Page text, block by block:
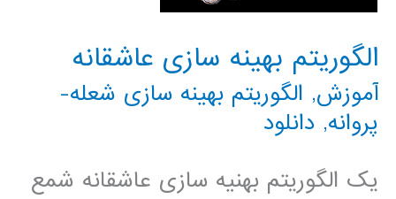
الگوریتم بهینه سازی عاشقانه
آموزش, الگوریتم بهینه سازی شعله-
پروانه, دانلود
یک الگوریتم بهنیه سازی عاشقانه شمع